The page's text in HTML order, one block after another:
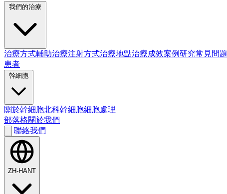
治療方式輔助治療注射方式治療地點治療成效案例研究常見問題
患者
關於幹細胞北科幹細胞細胞處理
部落格關於我們
聯絡我們
ZH-HANT